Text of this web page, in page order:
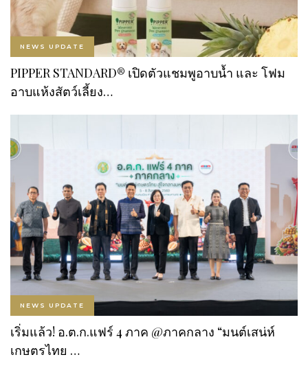
NEWS UPDATE
PIPPER STANDARD® เปิดตัวแชมพูอาบน้ำ และ โฟม
อาบแห้งสัตว์เลี้ยง…
NEWS UPDATE
เริ่มแล้ว! อ.ต.ก.แฟร์ 4 ภาค @ภาคกลาง “มนต์เสน่ห์
เกษตรไทย …